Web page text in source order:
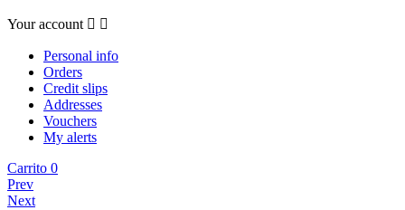
Your account  
Personal info
Orders
Credit slips
Addresses
Vouchers
My alerts
Carrito 0
Prev
Next